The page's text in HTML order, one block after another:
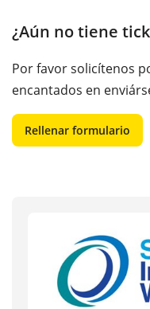
¿Aún no tiene
Por favor solicítenos
encantados en
Rellenar formulario